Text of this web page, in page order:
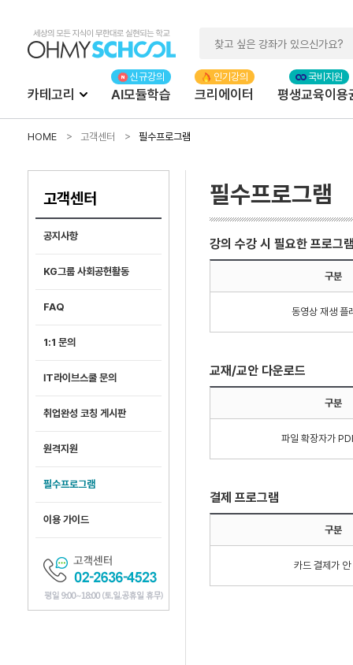
카테고리 AI모듈학습 크리에이터 평생교육이용
HOME 고객센터 필수프로그램
고객센터
공지사항
KG그룹 사회공헌활동
FAQ
1:1 문의
IT라이브스쿨 문의
취업완성 코칭 게시판
원격지원
필수프로그램
이용 가이드
필수프로그램
강의 수강 시 필요한 프로그
구분
동영상 재생 플
교재/교안 다운로드
구분
파일 확장자가
결제 프로그램
구분
카드 결제가 안